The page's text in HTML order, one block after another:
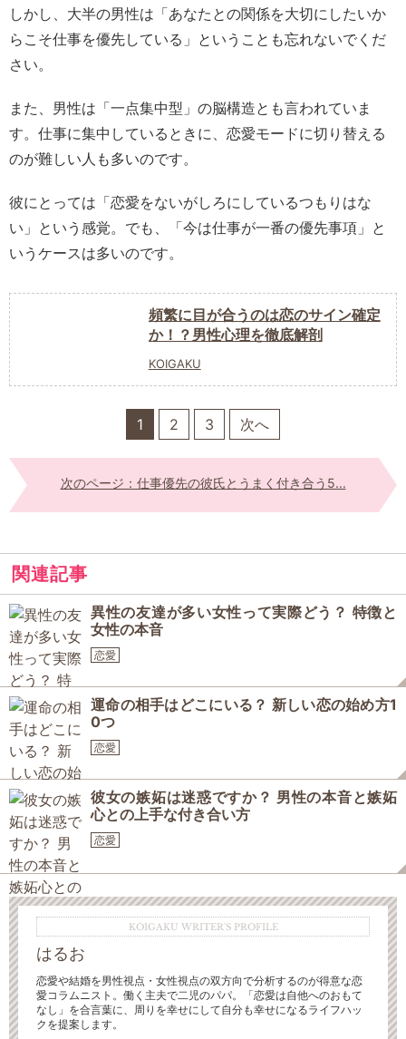
しかし、大半の男性は「あなたとの関係を大切にしたいか
らこそ仕事を優先している」ということも忘れないでくだ
さい。
また、男性は「一点集中型」の脳構造とも言われていま
す。仕事に集中しているときに、恋愛モードに切り替える
のが難しい人も多いのです。
彼にとっては「恋愛をないがしろにしているつもりはな
い」という感覚。でも、「今は仕事が一番の優先事項」と
いうケースは多いのです。
頻繁に目が合うのは恋のサイン確定
か！？男性心理を徹底解剖
KOIGAKU
1 2 3 次へ
次のページ：仕事優先の彼氏とうまく付き合う5...
関連記事
異性の友達が多い女性って実際どう？ 特徴と
女性の本音
恋愛
運命の相手はどこにいる？ 新しい恋の始め方1
0つ
恋愛
彼女の嫉妬は迷惑ですか？ 男性の本音と嫉妬
心との上手な付き合い方
恋愛
KOIGAKU WRITER'S PROFILE
はるお
恋愛や結婚を男性視点・女性視点の双方向で分析するのが得意な恋
愛コラムニスト。働く主夫で二児のパパ。「恋愛は自他へのおもて
なし」を合言葉に、周りを幸せにして自分も幸せになるライフハッ
クを提案します。